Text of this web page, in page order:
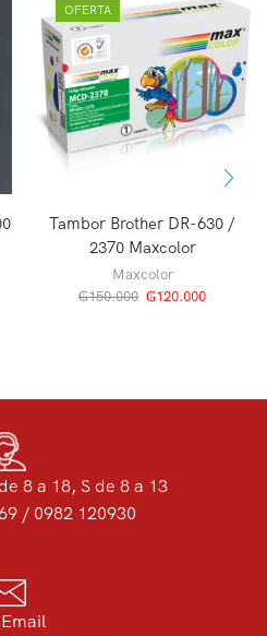
OFERTA
Tambor Brother DR-630 /
2370 Maxcolor
Maxcolor
₲150.000 ₲120.000
8 a 18, S de 8 a 13
/ 0982 120930
Email